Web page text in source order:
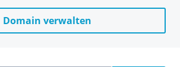
Domain verwalten